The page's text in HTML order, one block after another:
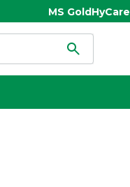
MS GoldHyCare